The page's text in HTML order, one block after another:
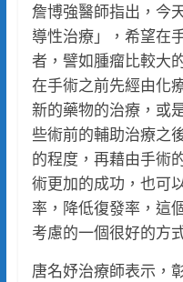
詹博強醫師指出，今
導性治療」，希望在
者，譬如腫瘤比較大
在手術之前先經由化
新的藥物的治療，或
些術前的輔助治療之
的程度，再藉由手術
術更加的成功，也可
率，降低復發率，這
考慮的一個很好的方
唐名妤治療師表示，